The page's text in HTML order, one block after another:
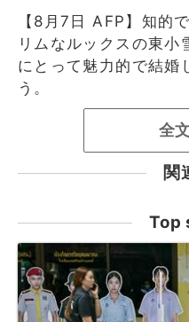
【8月7日 AFP】知的
リムなルックスの東小
にとって魅力的で結婚
う。
全
関
Top